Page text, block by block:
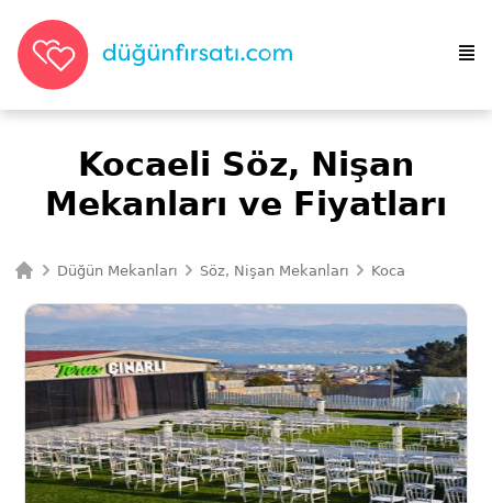
Kocaeli Söz, Nişan
Mekanları ve Fiyatları
Düğün Mekanları Söz, Nişan Mekanları Kocaeli Söz,